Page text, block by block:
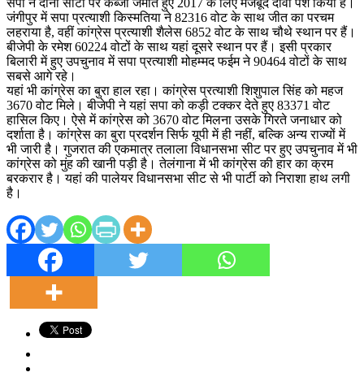
जंगीपुर में सपा प्रत्याशी किस्मतिया ने 82316 वोट के साथ जीत का परचम
लहराया है, वहीं कांग्रेस प्रत्याशी शैलेस 6852 वोट के साथ चौथे स्थान पर हैं।
बीजेपी के रमेश 60224 वोटों के साथ यहां दूसरे स्थान पर हैं। इसी प्रकार
बिलारी में हुए उपचुनाव में सपा प्रत्याशी मोहम्मद फईम ने 90464 वोटों के साथ
सबसे आगे रहे।
यहां भी कांग्रेस का बुरा हाल रहा। कांग्रेस प्रत्याशी शिशुपाल सिंह को महज
3670 वोट मिले। बीजेपी ने यहां सपा को कड़ी टक्कर देते हुए 83371 वोट
हासिल किए। ऐसे में कांग्रेस को 3670 वोट मिलना उसके गिरते जनाधार को
दर्शाता है। कांग्रेस का बुरा प्रदर्शन सिर्फ यूपी में ही नहीं, बल्कि अन्य राज्यों में
भी जारी है। गुजरात की एकमात्र तलाला विधानसभा सीट पर हुए उपचुनाव में भी
कांग्रेस को मुंह की खानी पड़ी है। तेलंगाना में भी कांग्रेस की हार का क्रम
बरकरार है। यहां की पालेयर विधानसभा सीट से भी पार्टी को निराशा हाथ लगी
है।